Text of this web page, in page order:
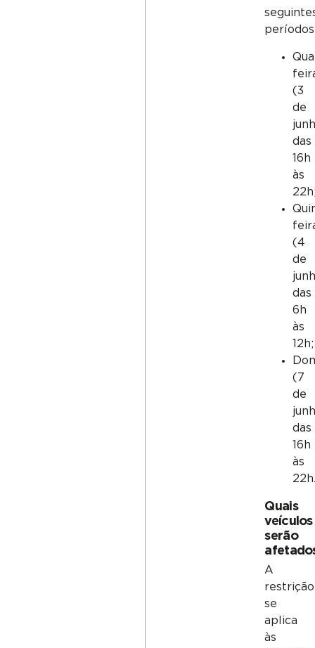
(3
de
das
16h
às
(4
de
das
6h
às
12h;
(7
de
das
16h
às
Quais
veículos
serão
A
restrição
se
aplica
às